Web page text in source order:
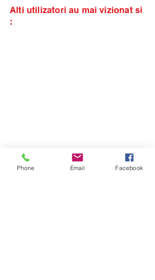
Alti utilizatori au mai vizionat si
:
Phone Email Facebook